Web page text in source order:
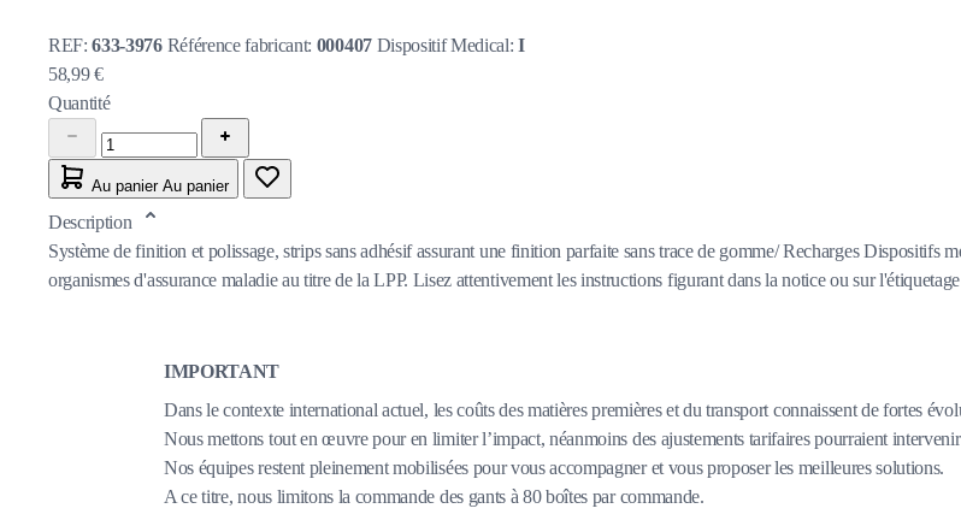
REF:633-3976 Référence fabricant: 000407 Dispositif Medical:I
58,99 €
Quantité
Au panier Au panier
Description
Système de finition et polissage, strips sans adhésif assurant une finition parfaite sans trace de gomme/ Recharges Dispositifs
organismes d'assurance maladie au titre de la LPP. Lisez attentivement les instructions figurant dans la notice ou sur
IMPORTANT
Dans le contexte international actuel, les coûts des matières premières et du transport connaissent de fortes
Nous mettons tout en œuvre pour en limiter l’impact, néanmoins des ajustements tarifaires pourraient
Nos équipes restent pleinement mobilisées pour vous accompagner et vous proposer les meilleures solutions.
A ce titre, nous limitons la commande des gants à 80 boîtes par commande.